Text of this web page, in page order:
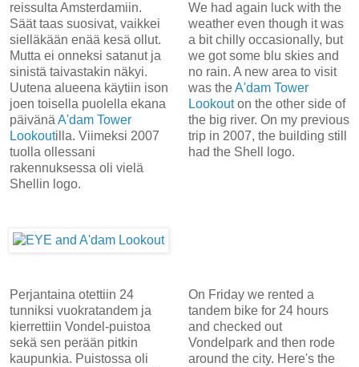
reissulta Amsterdamiin.
Säät taas suosivat, vaikkei
sielläkään enää kesä ollut.
Mutta ei onneksi satanut ja
sinistä taivastakin näkyi.
Uutena alueena käytiin ison
joen toisella puolella ekana
päivänä A'dam Tower
Lookoutilla. Viimeksi 2007
tuolla ollessani
rakennuksessa oli vielä
Shellin logo.
We had again luck with the
weather even though it was
a bit chilly occasionally, but
we got some blu skies and
no rain. A new area to visit
was theA'dam Tower
Lookouton the other side of
the big river. On my previous
trip in 2007, the building still
had the Shell logo.
Perjantaina otettiin 24
tunniksi vuokratandem ja
kierrettiin Vondel-puistoa
sekä sen perään pitkin
kaupunkia. Puistossa oli
On Friday we rented a
tandem bike for 24 hours
and checked out
Vondelpark and then rode
around the city. Here's the